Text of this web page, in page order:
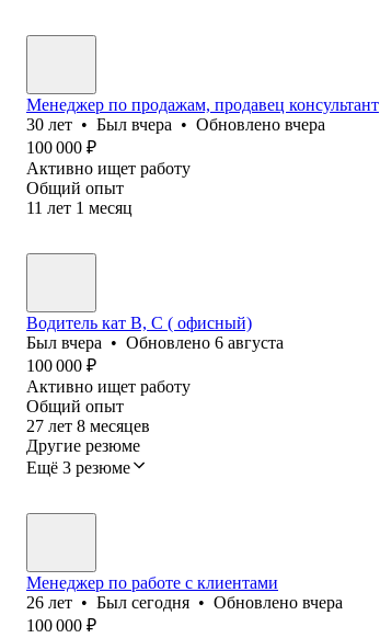
Менеджер по продажам, продавец консультант
30 лет • Был вчера • Обновлено вчера
100 000 ₽
Активно ищет работу
Общий опыт
11 лет 1 месяц
Водитель кат В, С ( офисный)
Был вчера • Обновлено 6 августа
100 000 ₽
Активно ищет работу
Общий опыт
27 лет 8 месяцев
Другие резюме
Ещё 3 резюме
Менеджер по работе с клиентами
26 лет • Был сегодня • Обновлено вчера
100 000 ₽